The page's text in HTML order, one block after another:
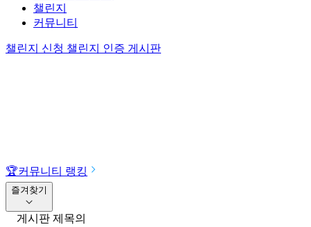
챌린지
커뮤니티
챌린지 신청 챌린지 인증 게시판
🏆커뮤니티 랭킹
즐겨찾기
게시판 제목의